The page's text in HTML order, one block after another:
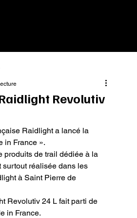
Revolutiv
Raidlight a lancé la
in France ».
produits de trail dédiée à la
surtout réalisée dans les
à Saint Pierre de
Revolutiv 24 L fait parti de
in France.